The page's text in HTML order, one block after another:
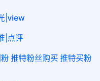
|view
|点评
推特粉丝购买 推特买粉